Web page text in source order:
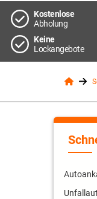
Kostenlose
Abholung
Keine
Lockangebote